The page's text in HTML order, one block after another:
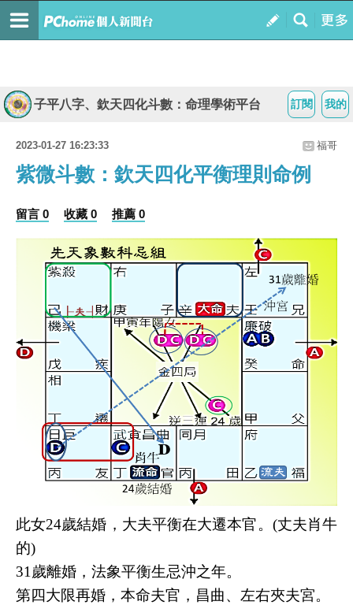
我的
訂閱
子平八字、欽天四化斗數：命理學術平台
2023-01-27 16:23:33 福哥
紫微斗數：欽天四化平衡理則命例
留言 0 收藏 0 推薦 0
此女24歲結婚，大夫平衡在大遷本官。(丈夫肖牛
的)
31歲離婚，法象平衡生忌沖之年。
第四大限再婚，本命夫官，昌曲、 左右夾夫宮。